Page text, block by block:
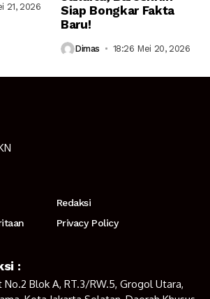
21, 2026
Siap Bongkar Fakta
Baru!
Dimas 18:26 Mei 20, 2026
Redaksi
Privacy Policy
:
No.2 Blok A, RT.3/RW.5, Grogol Utara,